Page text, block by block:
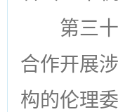
第三
合作开展
构的伦理